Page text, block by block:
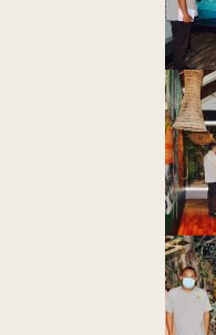
Kemajuan Orang